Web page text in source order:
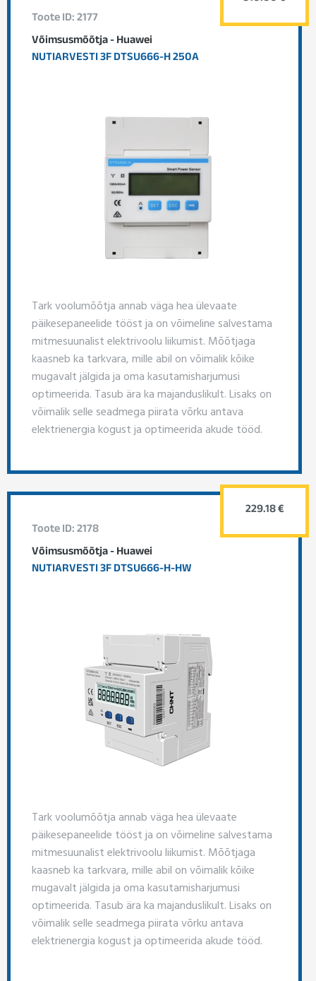
Toote ID: 2177
Võimsusmõõtja - Huawei
NUTIARVESTI 3F DTSU666-H 250A
Tark voolumõõtja annab väga hea ülevaate
päikesepaneelide tööst ja on võimeline salvestama
mitmesuunalist elektrivoolu liikumist. Mõõtjaga
kaasneb ka tarkvara, mille abil on võimalik kõike
mugavalt jälgida ja oma kasutamisharjumusi
optimeerida. Tasub ära ka majanduslikult. Lisaks on
võimalik selle seadmega piirata võrku antava
elektrienergia kogust ja optimeerida akude tööd.
Toote ID: 2178
Võimsusmõõtja - Huawei
NUTIARVESTI 3F DTSU666-H-HW
Tark voolumõõtja annab väga hea ülevaate
päikesepaneelide tööst ja on võimeline salvestama
mitmesuunalist elektrivoolu liikumist. Mõõtjaga
kaasneb ka tarkvara, mille abil on võimalik kõike
mugavalt jälgida ja oma kasutamisharjumusi
optimeerida. Tasub ära ka majanduslikult. Lisaks on
võimalik selle seadmega piirata võrku antava
elektrienergia kogust ja optimeerida akude tööd.
229.18 €